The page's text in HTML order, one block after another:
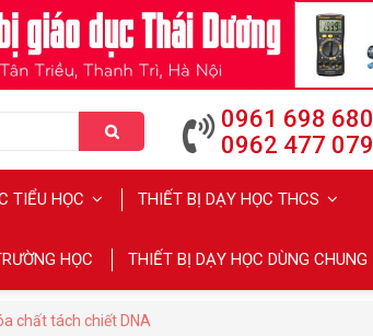
0961 698 680
0962 477 079
TIỂU HỌC THIẾT BỊ DẠY HỌC THCS
HỌC THIẾT BỊ DẠY HỌC DÙNG CHUNG
chất tách chiết DNA